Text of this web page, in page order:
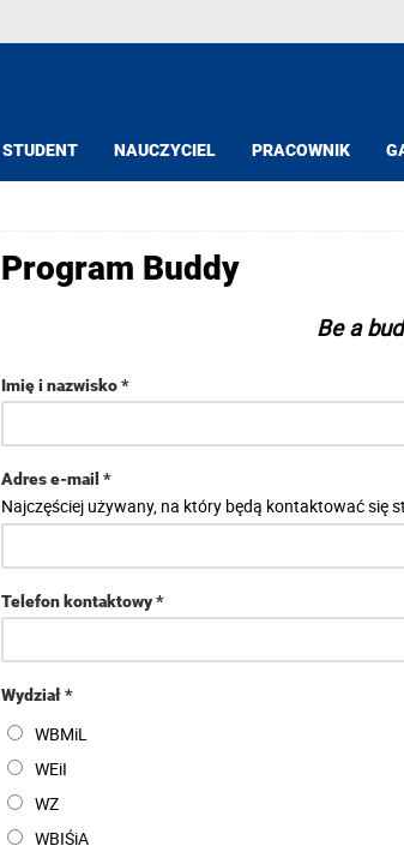
STUDENT NAUCZYCIEL PRACOWNIK
Program Buddy
Be a
Imię i nazwisko *
Adres e-mail *
Najczęściej używany, na który będą kontaktować się
Telefon kontaktowy *
Wydział *
WBMiL
WEiI
WZ
WBIŚiA